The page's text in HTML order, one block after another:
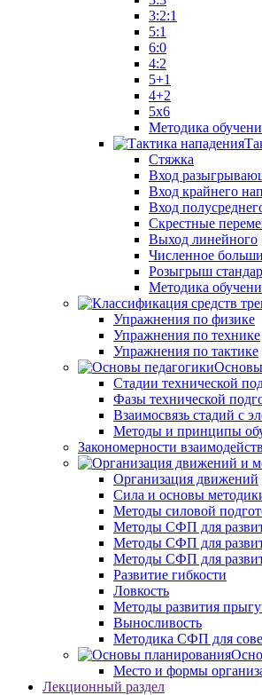
3:2:1
5:1
6:0
4:2
5+1
4+2
5x6
Методика
Стяжка
Вход
Вход крайнего
Вход
Скрестные
Выход линейного
Численное
Розыгрыш
Методика
Упражнения по физике
Упражнения по технике
Упражнения по тактике
Основы
Стадии технической
Фазы технической
Взаимосвязь стадий с
Методы и принципы
Закономерности
Организация движений
Сила и основы
Методы силовой
Методы СФП для
Методы СФП для
Методы СФП для
Развитие гибкости
Ловкость
Методы развития
Выносливость
Методика СФП для
Место и формы
Лекционный раздел